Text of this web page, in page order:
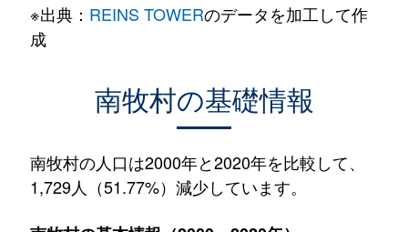
※出典： REINS TOWERのデータを加工して作
成
南牧村の基礎情報
南牧村の人口は2000年と2020年を比較して、
1,729人（51.77%）減少しています。